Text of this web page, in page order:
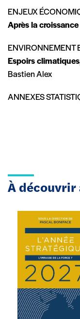
ENJEUX
Après la croissance
ENVIRONNEMENT
Espoirs
Bastien Alex
ANNEXES
À découvrir